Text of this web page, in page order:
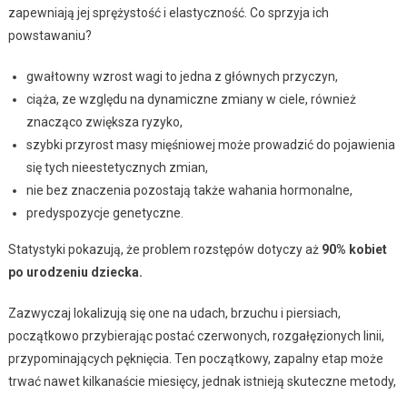
zapewniają jej sprężystość i elastyczność. Co sprzyja ich
powstawaniu?
gwałtowny wzrost wagi to jedna z głównych przyczyn,
ciąża, ze względu na dynamiczne zmiany w ciele, również
znacząco zwiększa ryzyko,
szybki przyrost masy mięśniowej może prowadzić do pojawienia
się tych nieestetycznych zmian,
nie bez znaczenia pozostają także wahania hormonalne,
predyspozycje genetyczne.
Statystyki pokazują, że problem rozstępów dotyczy aż 90% kobiet
po urodzeniu dziecka.
Zazwyczaj lokalizują się one na udach, brzuchu i piersiach,
początkowo przybierając postać czerwonych, rozgałęzionych linii,
przypominających pęknięcia. Ten początkowy, zapalny etap może
trwać nawet kilkanaście miesięcy, jednak istnieją skuteczne metody,